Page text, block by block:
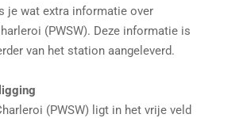
je wat extra informatie over
(PWSW). Deze informatie is
van het station aangeleverd.
(PWSW) ligt in het vrije veld